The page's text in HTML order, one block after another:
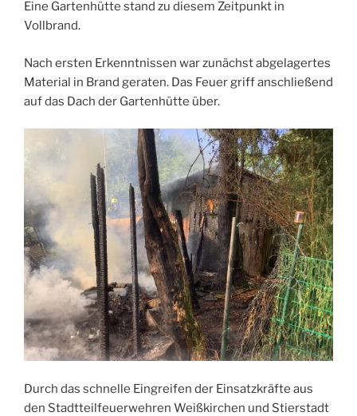
Eine Gartenhütte stand zu diesem Zeitpunkt in
Vollbrand.
Nach ersten Erkenntnissen war zunächst abgelagertes
Material in Brand geraten. Das Feuer griff anschließend
auf das Dach der Gartenhütte über.
Durch das schnelle Eingreifen der Einsatzkräfte aus
den Stadtteilfeuerwehren Weißkirchen und Stierstadt